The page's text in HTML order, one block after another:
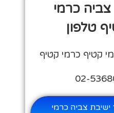
כרמי
טלפון
קטיף כרמי קטיף
צביה כרמי